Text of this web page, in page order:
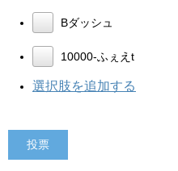
Bダッシュ
10000-ふぇえt
選択肢を追加する